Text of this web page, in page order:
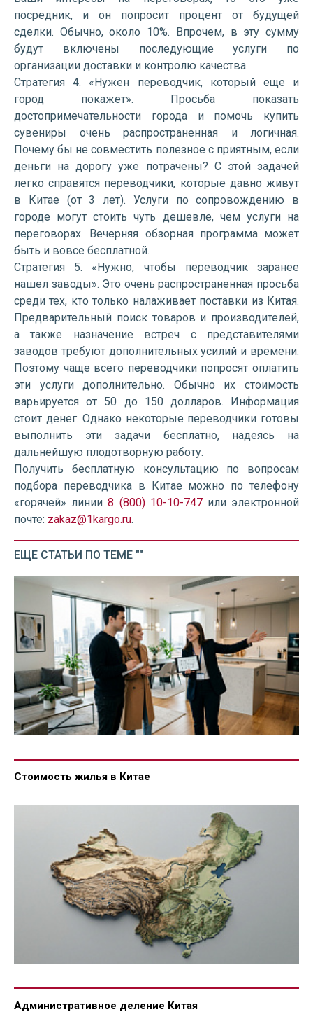
посредник, и он попросит процент от будущей
сделки. Обычно, около 10%. Впрочем, в эту сумму
будут включены последующие услуги по
организации доставки и контролю качества.
Стратегия 4. «Нужен переводчик, который еще и
город покажет». Просьба показать
достопримечательности города и помочь купить
сувениры очень распространенная и логичная.
Почему бы не совместить полезное с приятным, если
деньги на дорогу уже потрачены? С этой задачей
легко справятся переводчики, которые давно живут
в Китае (от 3 лет). Услуги по сопровождению в
городе могут стоить чуть дешевле, чем услуги на
переговорах. Вечерняя обзорная программа может
быть и вовсе бесплатной.
Стратегия 5. «Нужно, чтобы переводчик заранее
нашел заводы». Это очень распространенная просьба
среди тех, кто только налаживает поставки из Китая.
Предварительный поиск товаров и производителей,
а также назначение встреч с представителями
заводов требуют дополнительных усилий и времени.
Поэтому чаще всего переводчики попросят оплатить
эти услуги дополнительно. Обычно их стоимость
варьируется от 50 до 150 долларов. Информация
стоит денег. Однако некоторые переводчики готовы
выполнить эти задачи бесплатно, надеясь на
дальнейшую плодотворную работу.
Получить бесплатную консультацию по вопросам
подбора переводчика в Китае можно по телефону
«горячей» линии8 (800) 10-10-747или электронной
почте: zakaz@1kargo.ru.
ЕЩЕ СТАТЬИ ПО ТЕМЕ ""
Стоимость жилья в Китае
Административное деление Китая